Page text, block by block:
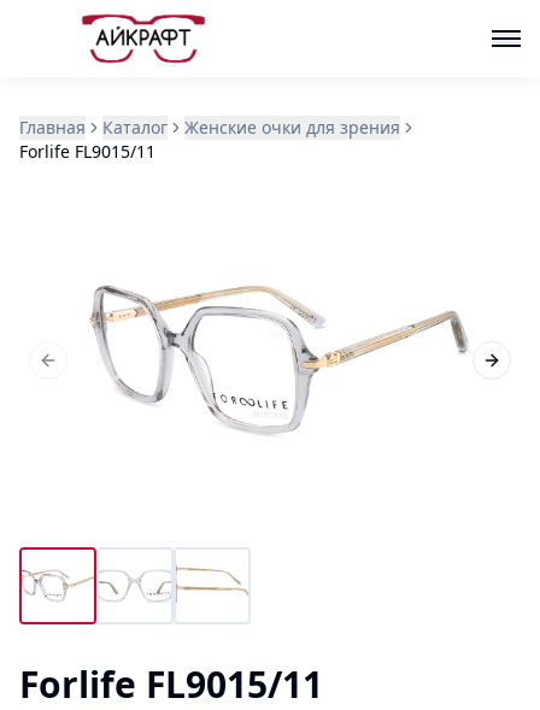
Главная Каталог
Женские очки для зрения
Forlife FL9015/11
Previous slide Next
Forlife FL9015/11